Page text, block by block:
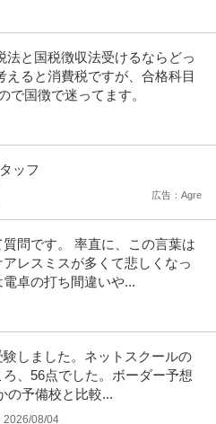
と国税徴収法受けるならどっ
ると消費税ですが、合格科目
で国徴で迷ってます。
ッフ
広告：Agre
問です。 率直に、この言葉は
レスミスが多くて悲しくなっ
卓の打ち間違いや...
しました。ネットスクールの
、56点でした。ボーダー予想
の予備校と比較...
2026/08/04